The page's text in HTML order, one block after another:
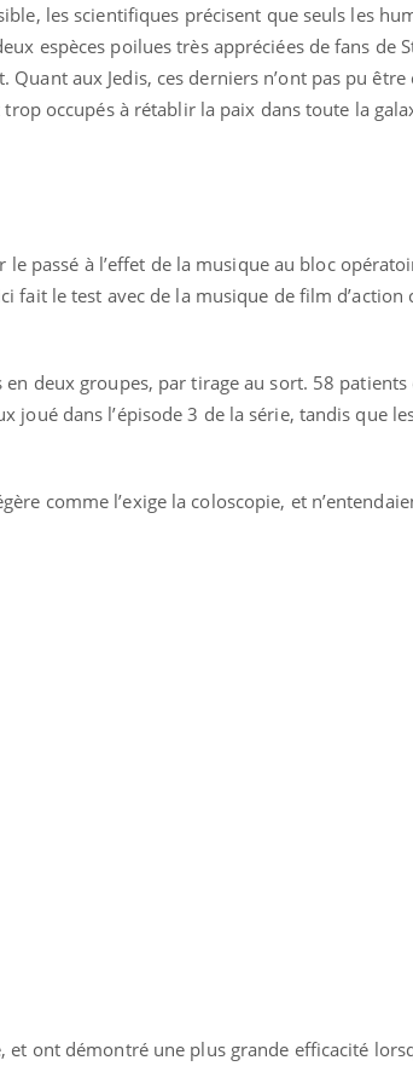
les scientifiques précisent que seuls les
espèces poilues très appréciées de fans de
aux Jedis, ces derniers n’ont pas pu
occupés à rétablir la paix dans toute la
passé à l’effet de la musique au bloc
fait le test avec de la musique de film d’action
deux groupes, par tirage au sort. 58 patients
joué dans l’épisode 3 de la série, tandis que
comme l’exige la coloscopie, et
et ont démontré une plus grande efficacité
des Mains : se Youtube
Diabète & Ramadan